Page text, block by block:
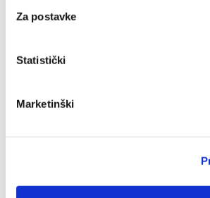
Za postavke
Statistički
Marketinški